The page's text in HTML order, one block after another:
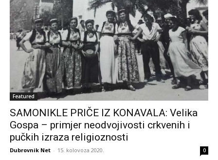
Featured
SAMONIKLE PRIČE IZ KONAVALA: Velika
Gospa – primjer neodvojivosti crkvenih i
pučkih izraza religioznosti
Dubrovnik Net - 15. kolovoza 2020. 0